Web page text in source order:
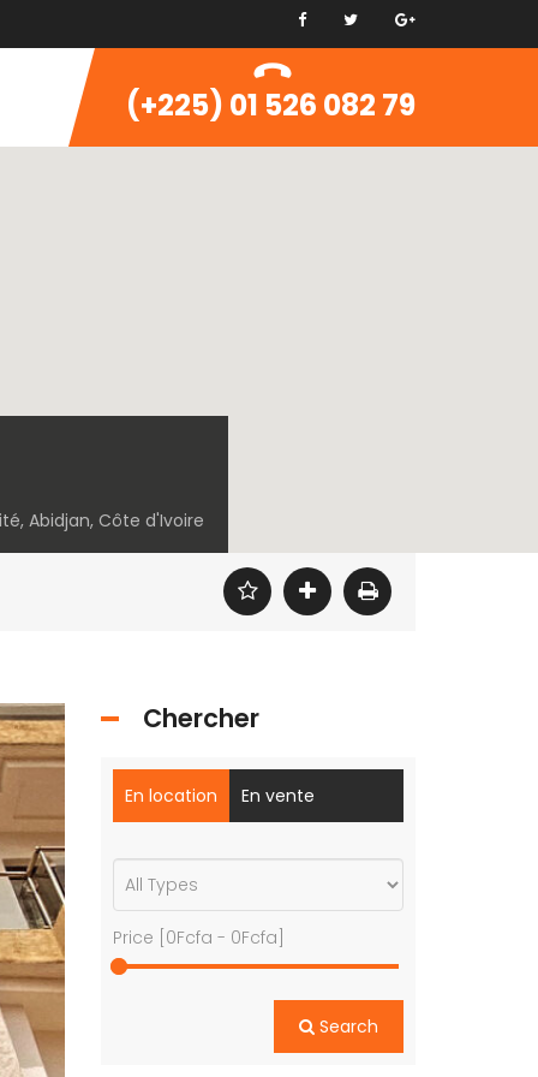
(+225) 01 526 082 79
Abidjan, Côte d'Ivoire
Chercher
En location En vente
Price [ 0Fcfa - 0Fcfa
Search